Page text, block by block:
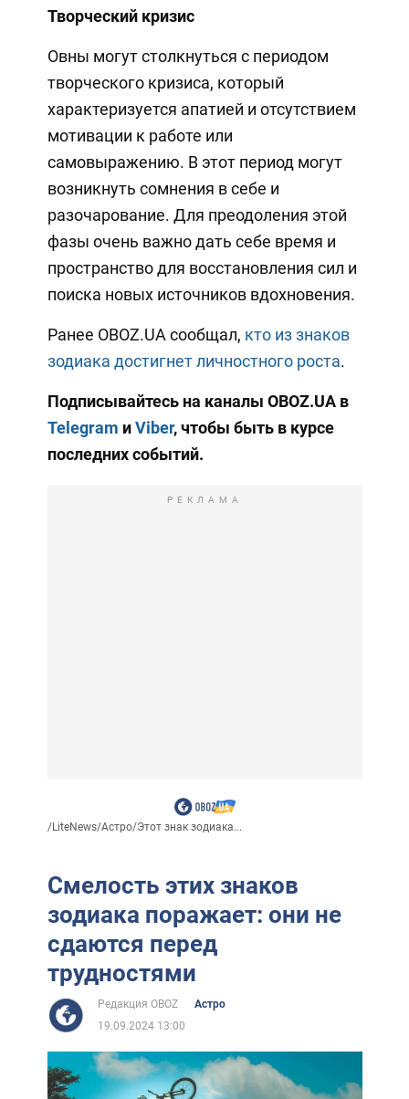
Творческий кризис
Овны могут столкнуться с периодом
творческого кризиса, который
характеризуется апатией и отсутствием
мотивации к работе или
самовыражению. В этот период могут
возникнуть сомнения в себе и
разочарование. Для преодоления этой
фазы очень важно дать себе время и
пространство для восстановления сил и
поиска новых источников вдохновения.
Ранее OBOZ.UA сообщал, кто из знаков
зодиака достигнет личностного роста.
Подписывайтесь на каналы OBOZ.UA в
Telegram иViber, чтобы быть в курсе
последних событий.
РЕКЛАМА
/LiteNews/Астро/Этот знак зодиака...
Смелость этих знаков
зодиака поражает: они не
сдаются перед
трудностями
Редакция OBOZ
Астро
19.09.2024 13:00